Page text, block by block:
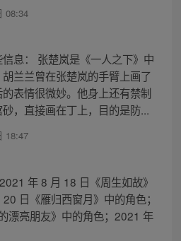
08:34
息： 张楚岚是《一人之下》中
兰兰曾在张楚岚的手臂上画了
表情很微妙。他身上还有禁制
，直接画在丁上，目的是防...
18:47
年 8 月 18 日《周生如故》
日《雁归西窗月》中的角色；
漂亮朋友》中的角色；2021 年